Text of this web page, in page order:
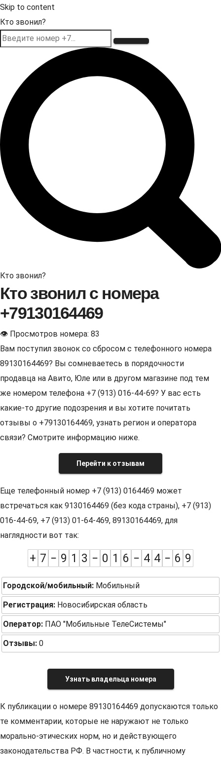
Skip to content
Кто звонил?
Кто звонил?
Кто звонил с номера
+79130164469
👁 Просмотров номера: 83
Вам поступил звонок со сбросом с телефонного номера
89130164469? Вы сомневаетесь в порядочности
продавца на Авито, Юле или в другом магазине под тем
же номером телефона +7 (913) 016-44-69? У вас есть
какие-то другие подозрения и вы хотите почитать
отзывы о +79130164469, узнать регион и оператора
связи? Смотрите информацию ниже.
Перейти к отзывам
Еще телефонный номер +7 (913) 0164469 может
встречаться как 9130164469 (без кода страны), +7 (913)
016-44-69, +7 (913) 01-64-469, 89130164469, для
наглядности вот так:
+ 7 − 9 1 3 − 0 1 6 − 4 4 − 6 9
Городской/мобильный: Мобильный
Регистрация: Новосибирская область
Оператор: ПАО "Мобильные ТелеСистемы"
Отзывы: 0
Узнать владельца номера
К публикации о номере 89130164469 допускаются только
те комментарии, которые не наружают не только
морально-этических норм, но и действующего
законодательства РФ. В частности, к публичному